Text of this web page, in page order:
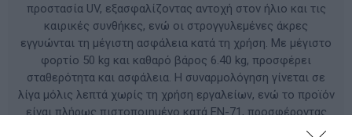
προστασία UV, εξασφαλίζοντας αντοχή στον ήλιο και τις
καιρικές συνθήκες, ενώ οι στρογγυλεμένες άκρες
εγγυώνται τη μέγιστη ασφάλεια κατά τη χρήση. Με μέγιστο
φορτίο 50 kg και καθαρό βάρος 6.40 kg, προσφέρει
σταθερότητα και ασφάλεια. Η συναρμολόγηση γίνεται σε
λίγα μόλις λεπτά χωρίς τη χρήση εργαλείων, ενώ το προϊόν
είναι πλήρως πιστοποιημένο κατά EN-71, προσφέροντας
στους γονείς την απόλυτη σιγουριά για την ποιότητα των